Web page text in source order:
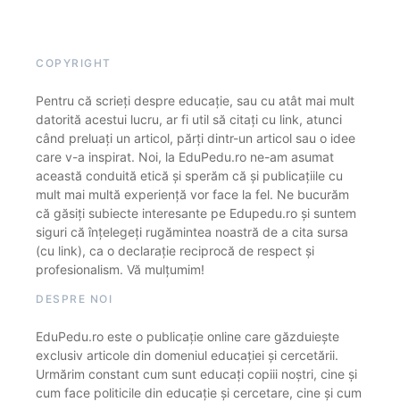
COPYRIGHT
Pentru că scrieți despre educație, sau cu atât mai mult
datorită acestui lucru, ar fi util să citați cu link, atunci
când preluați un articol, părți dintr-un articol sau o idee
care v-a inspirat. Noi, la EduPedu.ro ne-am asumat
această conduită etică și sperăm că și publicațiile cu
mult mai multă experiență vor face la fel. Ne bucurăm
că găsiți subiecte interesante pe Edupedu.ro și suntem
siguri că înțelegeți rugămintea noastră de a cita sursa
(cu link), ca o declarație reciprocă de respect și
profesionalism. Vă mulțumim!
DESPRE NOI
EduPedu.ro este o publicație online care găzduiește
exclusiv articole din domeniul educației și cercetării.
Urmărim constant cum sunt educați copiii noștri, cine și
cum face politicile din educație și cercetare, cine și cum